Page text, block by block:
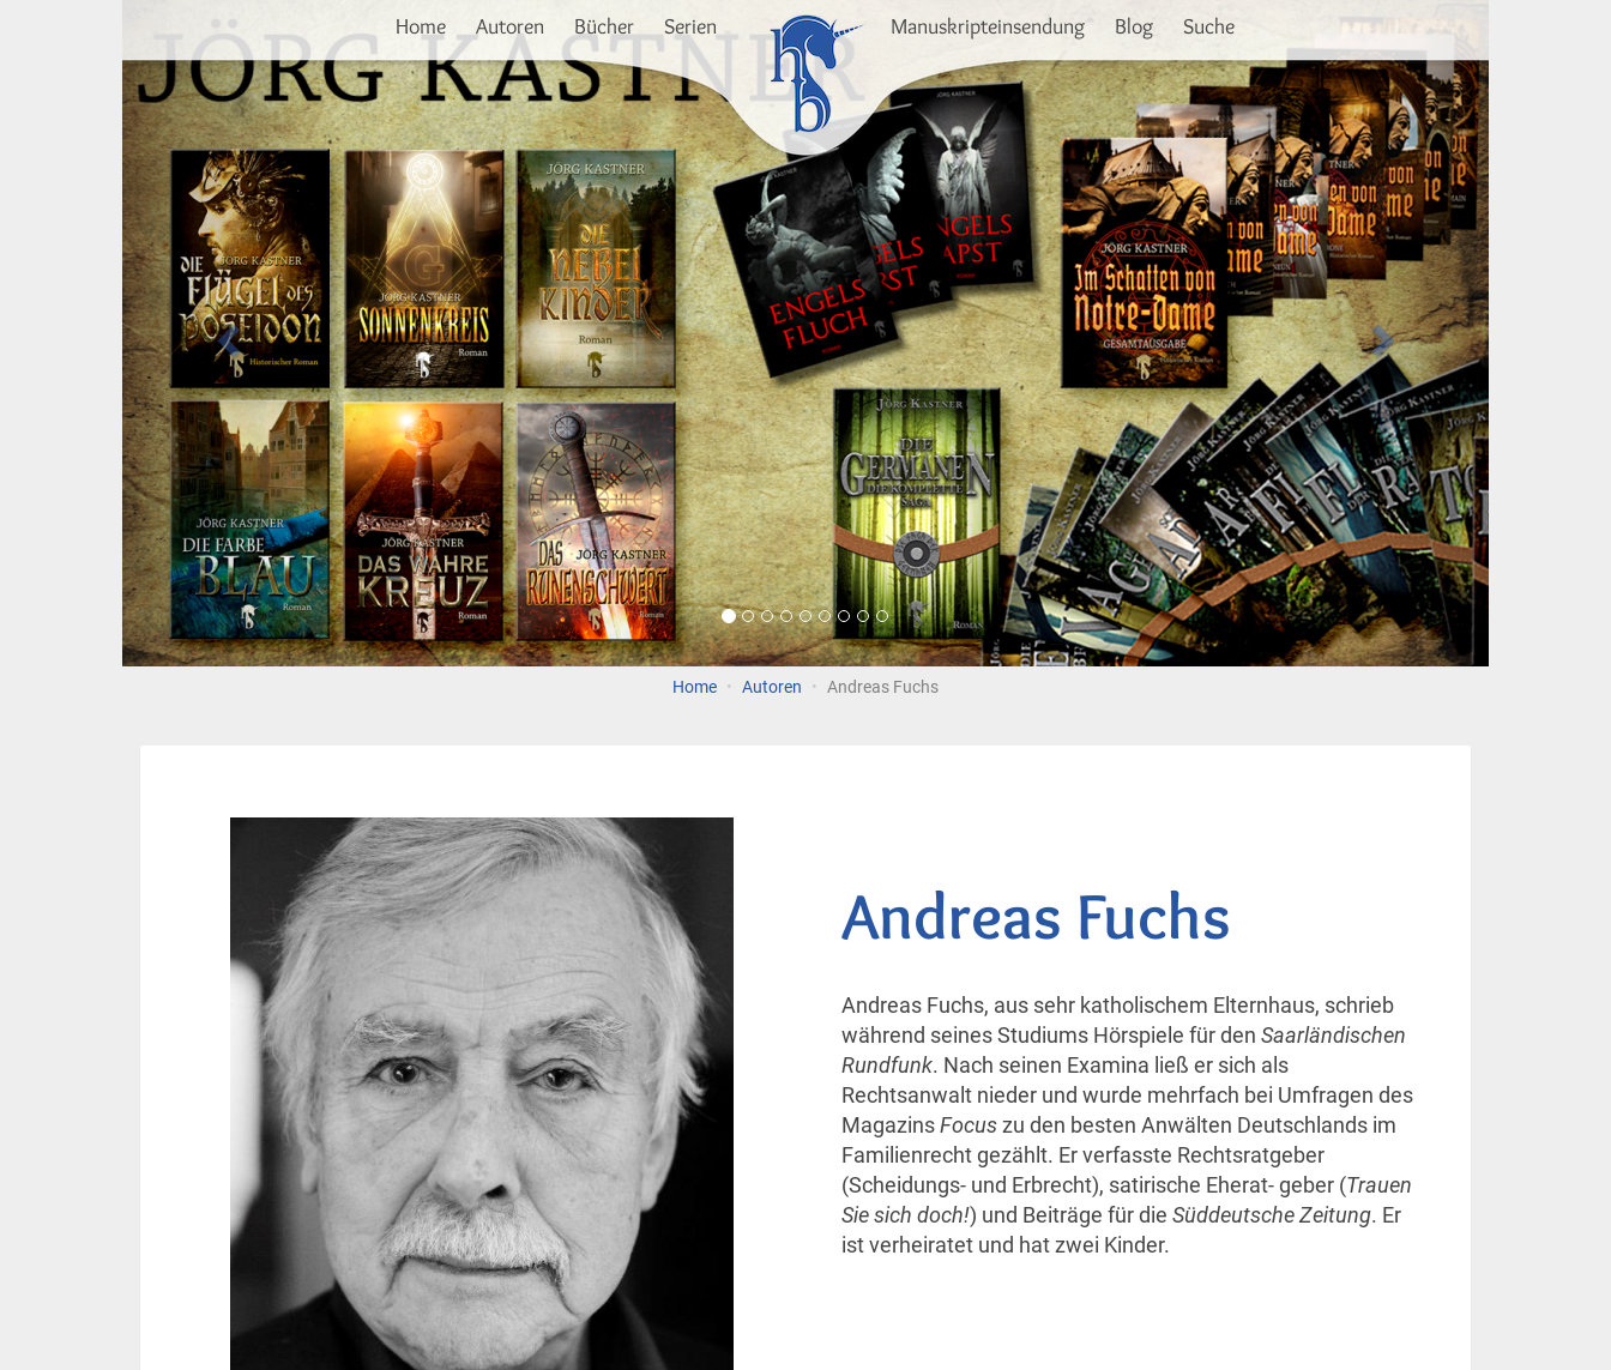
Home Autoren Bücher Serien Manuskripteinsendung Blog Suche Weiter
Home Autoren Andreas Fuchs
Andreas Fuchs
Andreas Fuchs, aus sehr katholischem Elternhaus, schrieb
während seines Studiums Hörspiele für den Saarländischen
Rundfunk. Nach seinen Examina ließ er sich als
Rechtsanwalt nieder und wurde mehrfach bei Umfragen des
MagazinsFocuszu den besten Anwälten Deutschlands im
Familienrecht gezählt. Er verfasste Rechtsratgeber
(Scheidungs- und Erbrecht), satirische Eherat- geber (Trauen
Sie sich doch!) und Beiträge für die Süddeutsche Zeitung. Er
ist verheiratet und hat zwei Kinder.